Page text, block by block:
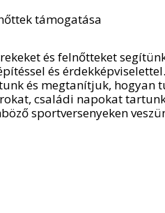
támogatása
és felnőtteket
és érdekképviselettel.
és megtanítjuk, hogyan
családi napokat
sportversenyeken